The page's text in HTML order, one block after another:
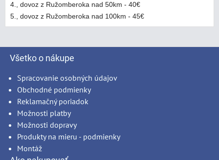
4., dovoz z Ružomberoka nad 50km - 40€
5., dovoz z Ružomberoka nad 100km - 45€
Všetko o nákupe
Spracovanie osobných údajov
Obchodné podmienky
Reklamačný poriadok
Možnosti platby
Možnosti dopravy
Produkty na mieru - podmienky
Montáž